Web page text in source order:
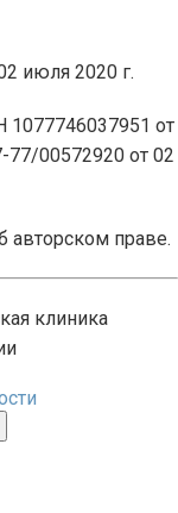
июля 2020 г.
от
77/00572920 от 02
авторском праве.
клиника